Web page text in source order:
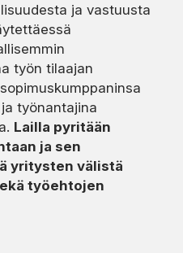
ja vastuusta
työn tilaajan
työnantajina
Lailla pyritään
ja sen
yritysten välistä
työehtojen